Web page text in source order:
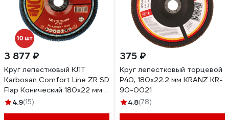
3 877 ₽
Круг лепестковый КЛТ
Karbosan Comfort Line ZR SD
Flap Конический 180x22 мм/
Р60 INOX (10шт) KAR-
4.9(15)
375 ₽
Круг лепестковый торцевой
P40, 180x22.2 мм KRANZ KR-
90-0021
4.8(78)